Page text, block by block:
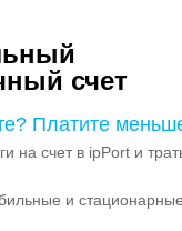
счет
Платите
на счет в ipPort и
и